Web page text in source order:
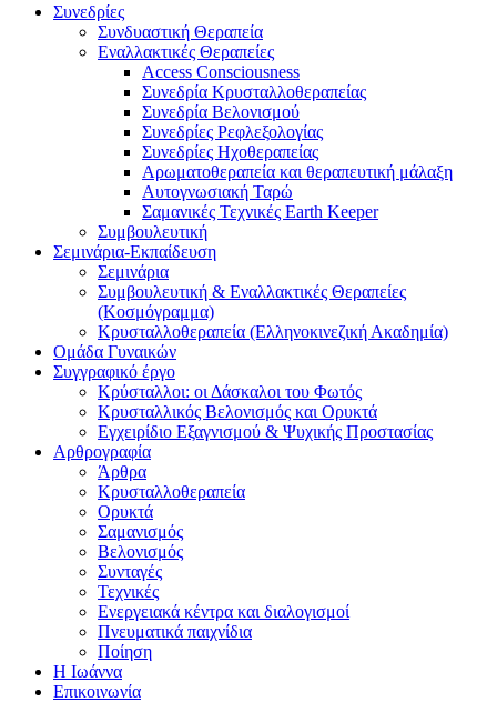
Συνεδρίες
Συνδυαστική Θεραπεία
Εναλλακτικές Θεραπείες
Access Consciousness
Συνεδρία Κρυσταλλοθεραπείας
Συνεδρία Βελονισμού
Συνεδρίες Ρεφλεξολογίας
Συνεδρίες Ηχοθεραπείας
Αρωματοθεραπεία και θεραπευτική μάλαξη
Αυτογνωσιακή Ταρώ
Σαμανικές Τεχνικές Earth Keeper
Συμβουλευτική
Σεμινάρια-Εκπαίδευση
Σεμινάρια
Συμβουλευτική & Εναλλακτικές Θεραπείες
(Κοσμόγραμμα)
Κρυσταλλοθεραπεία (Ελληνοκινεζική Ακαδημία)
Ομάδα Γυναικών
Συγγραφικό έργο
Κρύσταλλοι: οι Δάσκαλοι του Φωτός
Κρυσταλλικός Βελονισμός και Ορυκτά
Εγχειρίδιο Εξαγνισμού & Ψυχικής Προστασίας
Αρθρογραφία
Άρθρα
Κρυσταλλοθεραπεία
Ορυκτά
Σαμανισμός
Βελονισμός
Συνταγές
Τεχνικές
Ενεργειακά κέντρα και διαλογισμοί
Πνευματικά παιχνίδια
Ποίηση
Η Ιωάννα
Επικοινωνία